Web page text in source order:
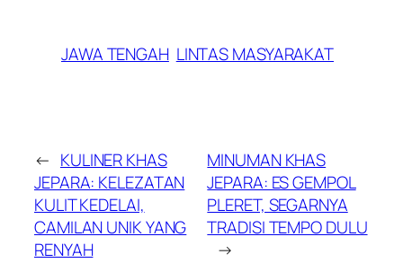
JAWA TENGAH LINTAS MASYARAKAT
← KULINER KHAS
JEPARA: KELEZATAN
KULIT KEDELAI,
CAMILAN UNIK YANG
RENYAH
MINUMAN KHAS
JEPARA: ES GEMPOL
PLERET, SEGARNYA
TRADISI TEMPO DULU
→